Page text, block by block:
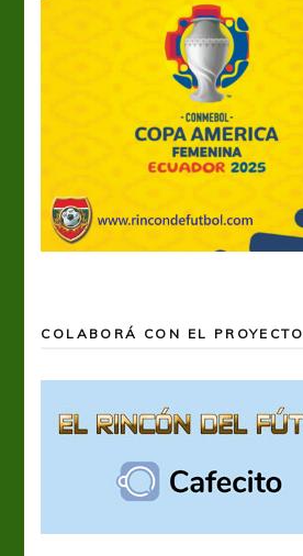
COLABORÁ CON EL PROYECTO